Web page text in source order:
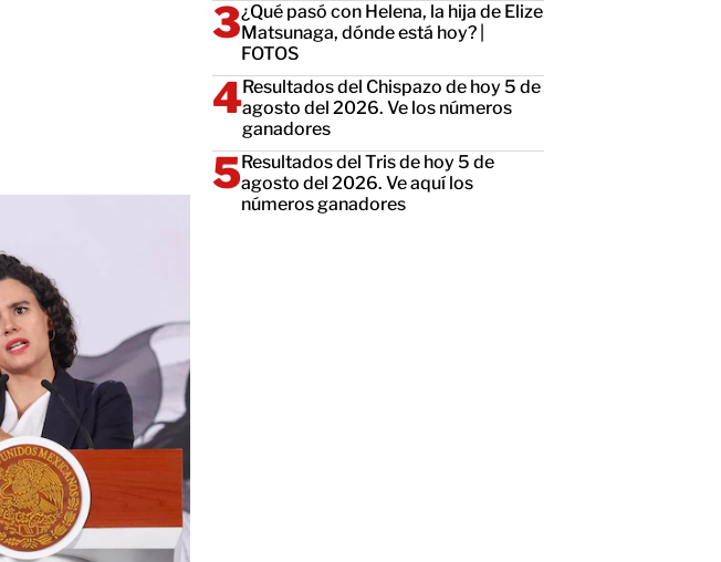
¿Qué pasó con Helena, la hija de Elize
Matsunaga, dónde está hoy? |
FOTOS
Resultados del Chispazo de hoy 5 de
agosto del 2026. Ve los números
ganadores
Resultados del Tris de hoy 5 de
agosto del 2026. Ve aquí los
números ganadores